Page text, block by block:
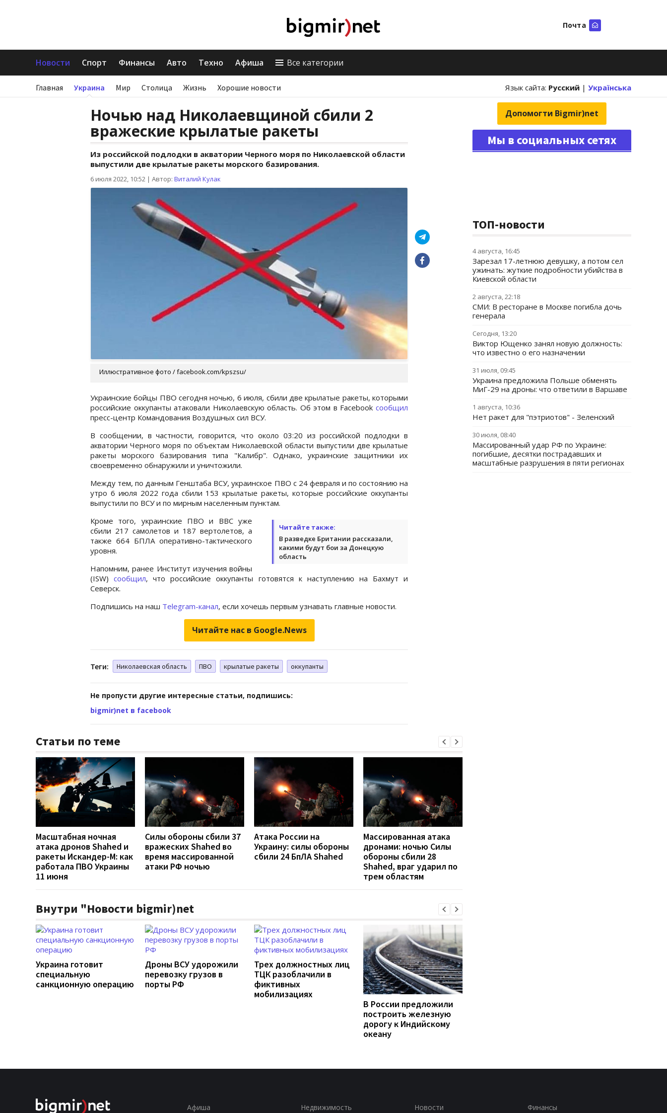
Почта
Новости Спорт Финансы Авто Техно Афиша Все категории
Главная Украина Мир Столица Жизнь Хорошие новости Язык сайта: Русский | Українська
Ночью над Николаевщиной сбили 2
вражеские крылатые ракеты
Из российской подлодки в акватории Черного моря по Николаевской области
выпустили две крылатые ракеты морского базирования.
6 июля 2022, 10:52 | Автор: Виталий Кулак
Иллюстративное фото / facebook.com/kpszsu/
Украинские бойцы ПВО сегодня ночью, 6 июля, сбили две крылатые ракеты, которыми
российские оккупанты атаковали Николаевскую область. Об этом в Facebook сообщил
пресс-центр Командования Воздушных сил ВСУ.
В сообщении, в частности, говорится, что около 03:20 из российской подлодки в
акватории Черного моря по объектам Николаевской области выпустили две крылатые
ракеты морского базирования типа "Калибр". Однако, украинские защитники их
своевременно обнаружили и уничтожили.
Между тем, по данным Генштаба ВСУ, украинское ПВО с 24 февраля и по состоянию на
утро 6 июля 2022 года сбили 153 крылатые ракеты, которые российские оккупанты
выпустили по ВСУ и по мирным населенным пунктам.
Читайте также:
В разведке Британии рассказали,
какими будут бои за Донецкую
область
Кроме того, украинские ПВО и ВВС уже
сбили 217 самолетов и 187 вертолетов, а
также 664 БПЛА оперативно-тактического
уровня.
Напомним, ранее Институт изучения войны
(ISW)сообщил, что российские оккупанты готовятся к наступлению на Бахмут и
Северск.
Подпишись на наш Telegram-канал, если хочешь первым узнавать главные новости.
Читайте нас в Google.News
Теги: Николаевская область ПВО крылатые ракеты оккупанты
Не пропусти другие интересные статьи, подпишись:
bigmir)net в facebook
Статьи по теме
Масштабная ночная
атака дронов Shahed и
ракеты Искандер-М: как
работала ПВО Украины
11 июня
Силы обороны сбили 37
вражеских Shahed во
время массированной
атаки РФ ночью
Атака России на
Украину: силы обороны
сбили 24 БпЛА Shahed
Массированная атака
дронами: ночью Силы
обороны сбили 28
Shahed, враг ударил по
трем областям
Внутри "Новости bigmir)net
Украина готовит
специальную
санкционную операцию
Дроны ВСУ удорожили
перевозку грузов в
порты РФ
Трех должностных лиц
ТЦК разоблачили в
фиктивных
мобилизациях
В России предложили
построить железную
дорогу к Индийскому
океану
Допомогти Bigmir)net
Мы в социальных сетях
ТОП-новости
4 августа, 16:45
Зарезал 17-летнюю девушку, а потом сел
ужинать: жуткие подробности убийства в
Киевской области
2 августа, 22:18
СМИ: В ресторане в Москве погибла дочь
генерала
Сегодня, 13:20
Виктор Ющенко занял новую должность:
что известно о его назначении
31 июля, 09:45
Украина предложила Польше обменять
МиГ-29 на дроны: что ответили в Варшаве
1 августа, 10:36
Нет ракет для "пэтриотов" - Зеленский
30 июля, 08:40
Массированный удар РФ по Украине:
погибшие, десятки пострадавших и
масштабные разрушения в пяти регионах
Афиша Недвижимость Новости Финансы